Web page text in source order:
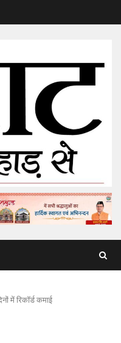
में रिकॉर्ड कमाई